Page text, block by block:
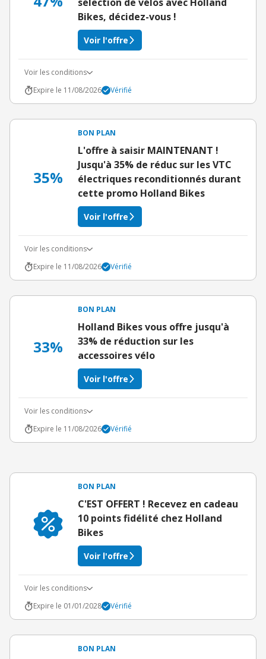
Bikes, décidez-vous !
Voir l'offre
Voir les conditions
Expire le 11/08/2026
Vérifié
35%
BON PLAN
L'offre à saisir MAINTENANT !
Jusqu'à 35% de réduc sur les VTC
électriques reconditionnés durant
cette promo Holland Bikes
Voir l'offre
Voir les conditions
Expire le 11/08/2026
Vérifié
33%
BON PLAN
Holland Bikes vous offre jusqu'à
33% de réduction sur les
accessoires vélo
Voir l'offre
Voir les conditions
Expire le 11/08/2026
Vérifié
BON PLAN
C'EST OFFERT ! Recevez en cadeau
10 points fidélité chez Holland
Bikes
Voir l'offre
Voir les conditions
Expire le 01/01/2028
Vérifié
BON PLAN